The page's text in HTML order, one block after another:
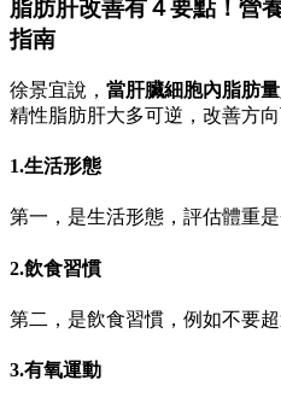
脂肪肝改善有４要點！營
指南
徐景宜說， 當肝臟細胞內脂肪
精性脂肪肝大多可逆，改善方向
1.生活形態
第一，是生活形態，評估體重是
2.飲食習慣
第二，是飲食習慣，例如不要
3.有氧運動